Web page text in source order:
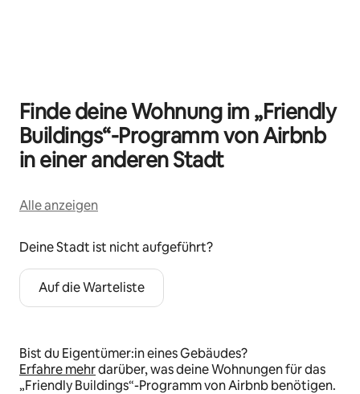
Finde deine Wohnung im „Friendly
Buildings“-Programm von Airbnb
in einer anderen Stadt
Alle anzeigen
Deine Stadt ist nicht aufgeführt?
Auf die Warteliste
Bist du Eigentümer:in eines Gebäudes?
Erfahre mehrdarüber, was deine Wohnungen für das
„Friendly Buildings“-Programm von Airbnb benötigen.